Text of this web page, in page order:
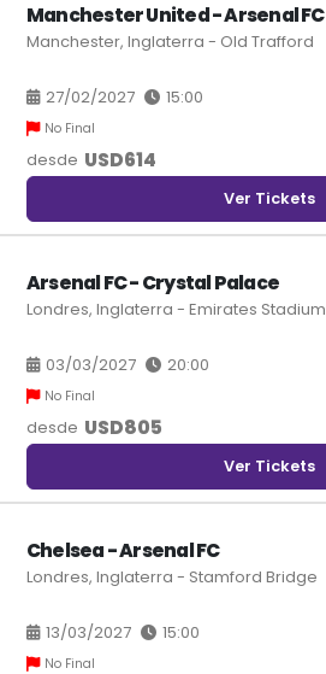
Manchester United - Arsenal FC
Manchester, Inglaterra - Old Trafford
27/02/2027 15:00
No Final
desde USD614
Ver Tickets
Arsenal FC - Crystal Palace
Londres, Inglaterra - Emirates Stadium
03/03/2027 20:00
No Final
desde USD805
Ver Tickets
Chelsea - Arsenal FC
Londres, Inglaterra - Stamford Bridge
13/03/2027 15:00
No Final